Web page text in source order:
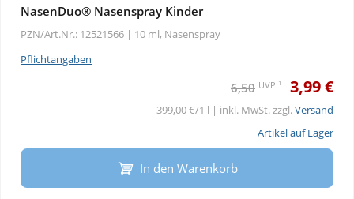
NasenDuo® Nasenspray Kinder
PZN/Art.Nr.: 12521566 | 10 ml, Nasenspray
Pflichtangaben
6,50 UVP 1 3,99 €
399,00 €/1 l | inkl. MwSt. zzgl.Versand
Artikel auf Lager
In den Warenkorb